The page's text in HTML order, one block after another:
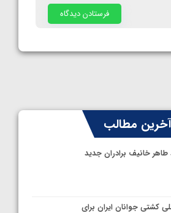
آخرین مطالب
خانیف برادران جدید
کشتی جوانان ایران برای